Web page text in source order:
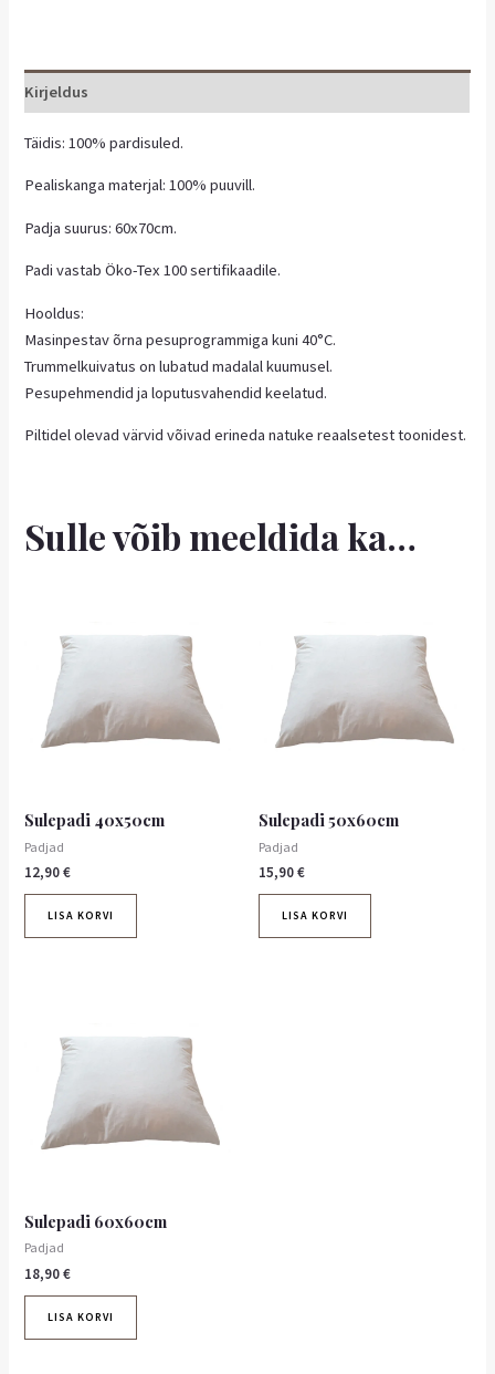
Kirjeldus
Täidis: 100% pardisuled.
Pealiskanga materjal: 100% puuvill.
Padja suurus: 60x70cm.
Padi vastab Öko-Tex 100 sertifikaadile.
Hooldus:
Masinpestav õrna pesuprogrammiga kuni 40°C.
Trummelkuivatus on lubatud madalal kuumusel.
Pesupehmendid ja loputusvahendid keelatud.
Piltidel olevad värvid võivad erineda natuke reaalsetest toonidest.
Sulle võib meeldida ka…
Sulepadi 40x50cm
Padjad
12,90€
LISA KORVI
Sulepadi 50x60cm
Padjad
15,90€
LISA KORVI
Sulepadi 60x60cm
Padjad
18,90€
LISA KORVI